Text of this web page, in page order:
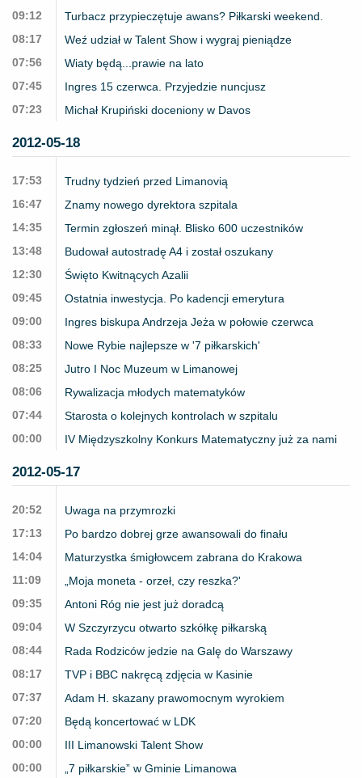
09:12
Turbacz przypieczętuje awans? Piłkarski weekend.
08:17
Weź udział w Talent Show i wygraj pieniądze
07:56
Wiaty będą...prawie na lato
07:45
Ingres 15 czerwca. Przyjedzie nuncjusz
07:23
Michał Krupiński doceniony w Davos
2012-05-18
17:53
Trudny tydzień przed Limanovią
16:47
Znamy nowego dyrektora szpitala
14:35
Termin zgłoszeń minął. Blisko 600 uczestników
13:48
Budował autostradę A4 i został oszukany
12:30
Święto Kwitnących Azalii
09:45
Ostatnia inwestycja. Po kadencji emerytura
09:00
Ingres biskupa Andrzeja Jeża w połowie czerwca
08:33
Nowe Rybie najlepsze w '7 piłkarskich'
08:25
Jutro I Noc Muzeum w Limanowej
08:06
Rywalizacja młodych matematyków
07:44
Starosta o kolejnych kontrolach w szpitalu
00:00
IV Międzyszkolny Konkurs Matematyczny już za nami
2012-05-17
20:52
Uwaga na przymrozki
17:13
Po bardzo dobrej grze awansowali do finału
14:04
Maturzystka śmigłowcem zabrana do Krakowa
11:09
„Moja moneta - orzeł, czy reszka?'
09:35
Antoni Róg nie jest już doradcą
09:04
W Szczyrzycu otwarto szkółkę piłkarską
08:44
Rada Rodziców jedzie na Galę do Warszawy
08:17
TVP i BBC nakręcą zdjęcia w Kasinie
07:37
Adam H. skazany prawomocnym wyrokiem
07:20
Będą koncertować w LDK
00:00
III Limanowski Talent Show
00:00
„7 piłkarskie” w Gminie Limanowa